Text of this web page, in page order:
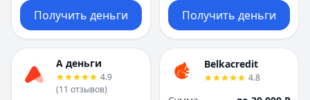
Получить деньги Получить деньги
А деньги
4.9
(11 отзывов)
Belkacredit
4.8